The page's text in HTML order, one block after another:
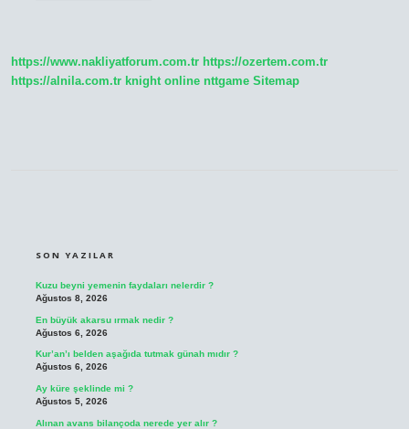
https://www.nakliyatforum.com.tr https://ozertem.com.tr
https://alnila.com.tr knight online nttgame Sitemap
SON YAZILAR
Kuzu beyni yemenin faydaları nelerdir ?
Ağustos 8, 2026
En büyük akarsu ırmak nedir ?
Ağustos 6, 2026
Kur’an’ı belden aşağıda tutmak günah mıdır ?
Ağustos 6, 2026
Ay küre şeklinde mi ?
Ağustos 5, 2026
Alınan avans bilançoda nerede yer alır ?